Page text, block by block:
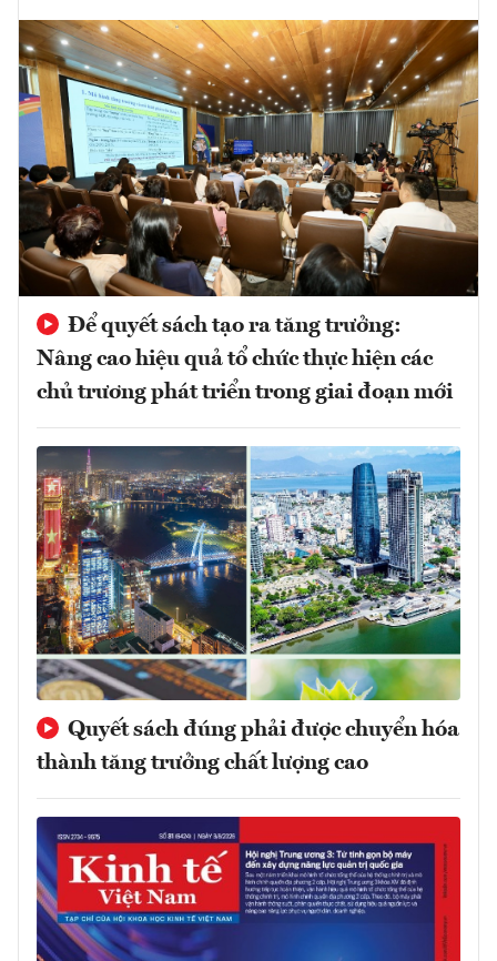
Để quyết sách tạo ra tăng trưởng:
Nâng cao hiệu quả tổ chức thực hiện các
chủ trương phát triển trong giai đoạn mới
Quyết sách đúng phải được chuyển hóa
thành tăng trưởng chất lượng cao